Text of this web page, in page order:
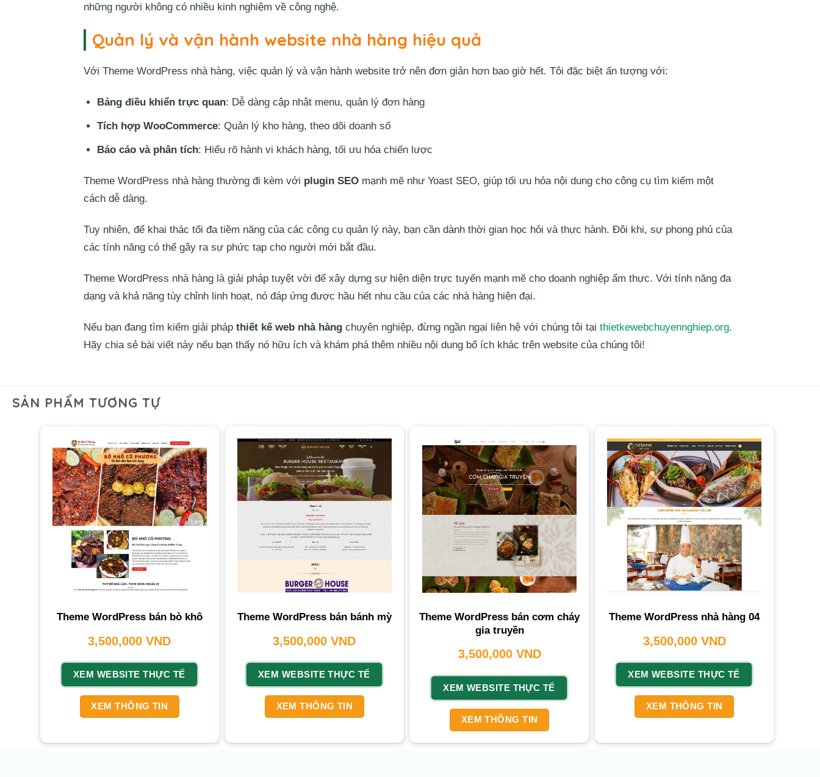
những người không có nhiều kinh nghiệm về công nghệ.
Quản lý và vận hành website nhà hàng hiệu quả
Với Theme WordPress nhà hàng, việc quản lý và vận hành website trở nên đơn giản hơn bao giờ hết. Tôi đặc biệt ấn tượng với:
Bảng điều khiển trực quan: Dễ dàng cập nhật menu, quản lý đơn hàng
Tích hợp WooCommerce: Quản lý kho hàng, theo dõi doanh số
Báo cáo và phân tích: Hiểu rõ hành vi khách hàng, tối ưu hóa chiến lược
Theme WordPress nhà hàng thường đi kèm với plugin SEO mạnh mẽ như Yoast SEO, giúp tối ưu hóa nội dung cho công cụ tìm kiếm một
cách dễ dàng.
Tuy nhiên, để khai thác tối đa tiềm năng của các công cụ quản lý này, bạn cần dành thời gian học hỏi và thực hành. Đôi khi, sự phong phú của
các tính năng có thể gây ra sự phức tạp cho người mới bắt đầu.
Theme WordPress nhà hàng là giải pháp tuyệt vời để xây dựng sự hiện diện trực tuyến mạnh mẽ cho doanh nghiệp ẩm thực. Với tính năng đa
dạng và khả năng tùy chỉnh linh hoạt, nó đáp ứng được hầu hết nhu cầu của các nhà hàng hiện đại.
Nếu bạn đang tìm kiếm giải pháp thiết kế web nhà hàng chuyên nghiệp, đừng ngần ngại liên hệ với chúng tôi tại thietkewebchuyennghiep.org.
Hãy chia sẻ bài viết này nếu bạn thấy nó hữu ích và khám phá thêm nhiều nội dung bổ ích khác trên website của chúng tôi!
SẢN PHẨM TƯƠNG TỰ
Theme WordPress bán bò khô
3,500,000VND
XEM WEBSITE THỰC TẾ
XEM THÔNG TIN
Theme WordPress bán bánh mỳ
3,500,000VND
XEM WEBSITE THỰC TẾ
XEM THÔNG TIN
Theme WordPress bán cơm cháy
gia truyền
3,500,000 VND
XEM WEBSITE THỰC TẾ
XEM THÔNG TIN
Theme WordPress nhà hàng 04
3,500,000 VND
XEM WEBSITE THỰC TẾ
XEM THÔNG TIN